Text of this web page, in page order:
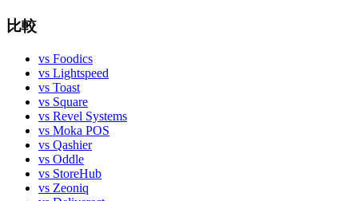
比較
vs Foodics
vs Lightspeed
vs Toast
vs Square
vs Revel Systems
vs Moka POS
vs Qashier
vs Oddle
vs StoreHub
vs Zeoniq